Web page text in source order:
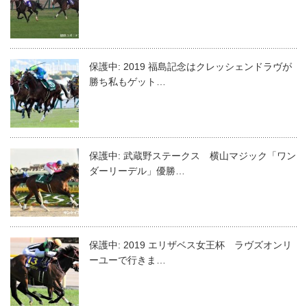
保護中: 2019 福島記念はクレッシェンドラヴが
勝ち私もゲット…
保護中: 武蔵野ステークス 横山マジック「ワン
ダーリーデル」優勝…
保護中: 2019 エリザベス女王杯 ラヴズオンリ
ーユーで行きま…